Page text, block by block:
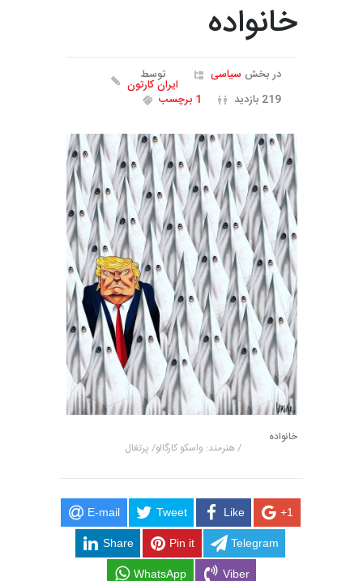
خانواده
در بخش سیاسی توسط
ایران کارتون
219 بازدید
1 برچسب
خانواده
/ هنرمند: واسکو کارگالو/ پرتغال
E-mail Tweet Like +1
Share Pin it Telegram
WhatsApp Viber